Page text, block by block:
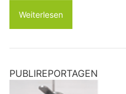
Weiterlesen
PUBLIREPORTAGEN